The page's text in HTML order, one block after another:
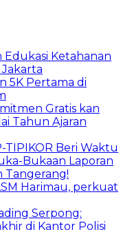
Ketahanan
Jakarta
5K Pertama di
Gratis kan
Tahun Ajaran
TIPIKOR Beri Waktu
Bukaan Laporan
Tangerang!
Harimau, perkuat
Serpong:
di Kantor Polisi